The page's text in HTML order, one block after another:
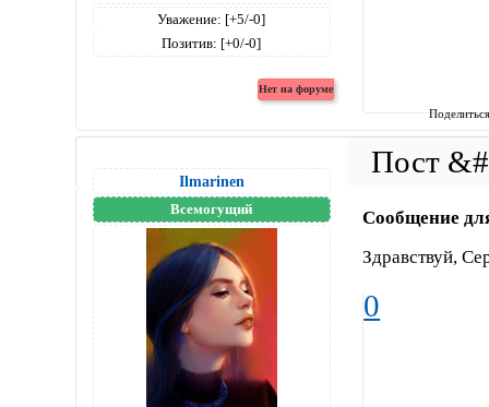
Уважение: [+5/-0]
Позитив: [+0/-0]
Ilmarinen
Всемогущий
Сообщение
Здравствуй,
0